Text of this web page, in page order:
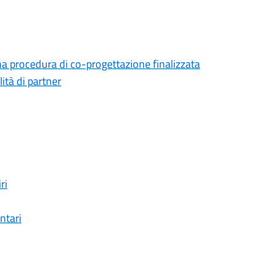
procedura di co-progettazione finalizzata
di partner